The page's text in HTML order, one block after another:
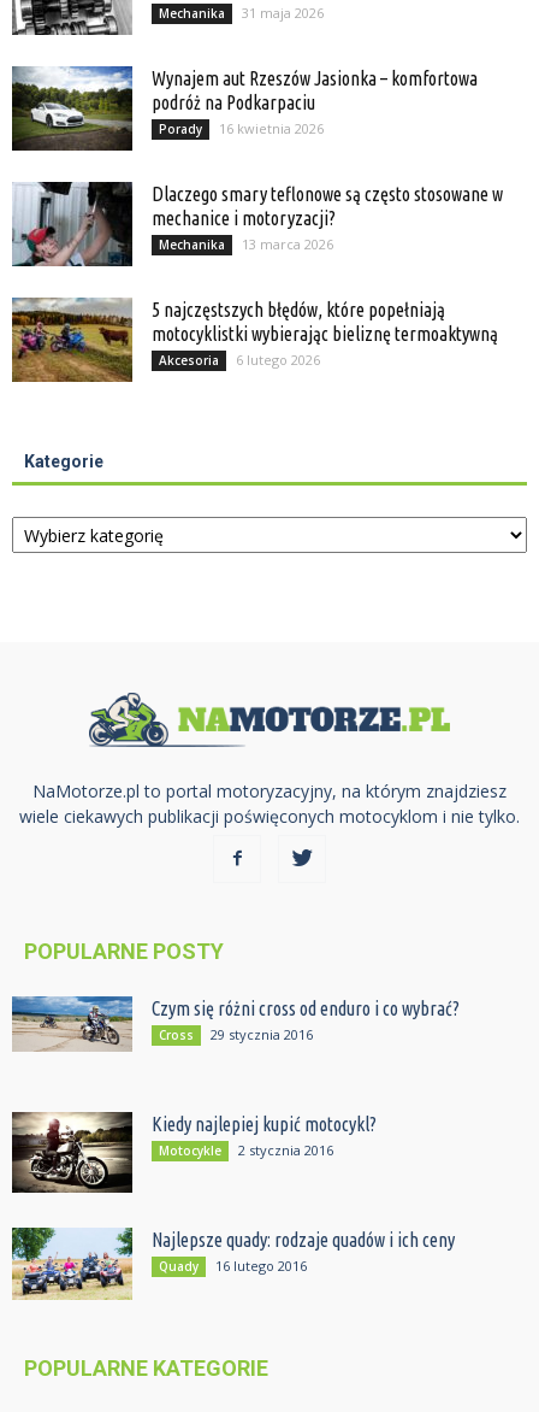
Mechanika 31 maja 2026
Wynajem aut Rzeszów Jasionka – komfortowa
podróż na Podkarpaciu
Porady 16 kwietnia 2026
Dlaczego smary teflonowe są często stosowane w
mechanice i motoryzacji?
Mechanika 13 marca 2026
5 najczęstszych błędów, które popełniają
motocyklistki wybierając bieliznę termoaktywną
Akcesoria 6 lutego 2026
Kategorie
Kategorie
NaMotorze.pl to portal motoryzacyjny, na którym znajdziesz
wiele ciekawych publikacji poświęconych motocyklom i nie tylko.
POPULARNE POSTY
Czym się różni cross od enduro i co wybrać?
Cross 29 stycznia 2016
Kiedy najlepiej kupić motocykl?
Motocykle 2 stycznia 2016
Najlepsze quady: rodzaje quadów i ich ceny
Quady 16 lutego 2016
POPULARNE KATEGORIE